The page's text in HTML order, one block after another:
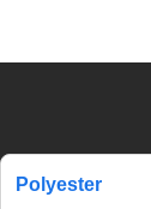
Polyester